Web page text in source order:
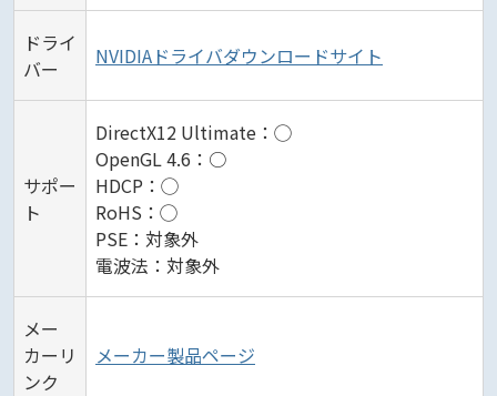
ドライ
バー
NVIDIAドライバダウンロードサイト
サポー
ト
DirectX12 Ultimate：◯
OpenGL 4.6：○
HDCP：◯
RoHS：◯
PSE：対象外
電波法：対象外
メー
カーリ
ンク
メーカー製品ページ